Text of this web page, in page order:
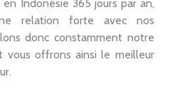
Indonésie 365 jours par an,
relation forte avec nos
donc constamment notre
vous offrons ainsi le meilleur